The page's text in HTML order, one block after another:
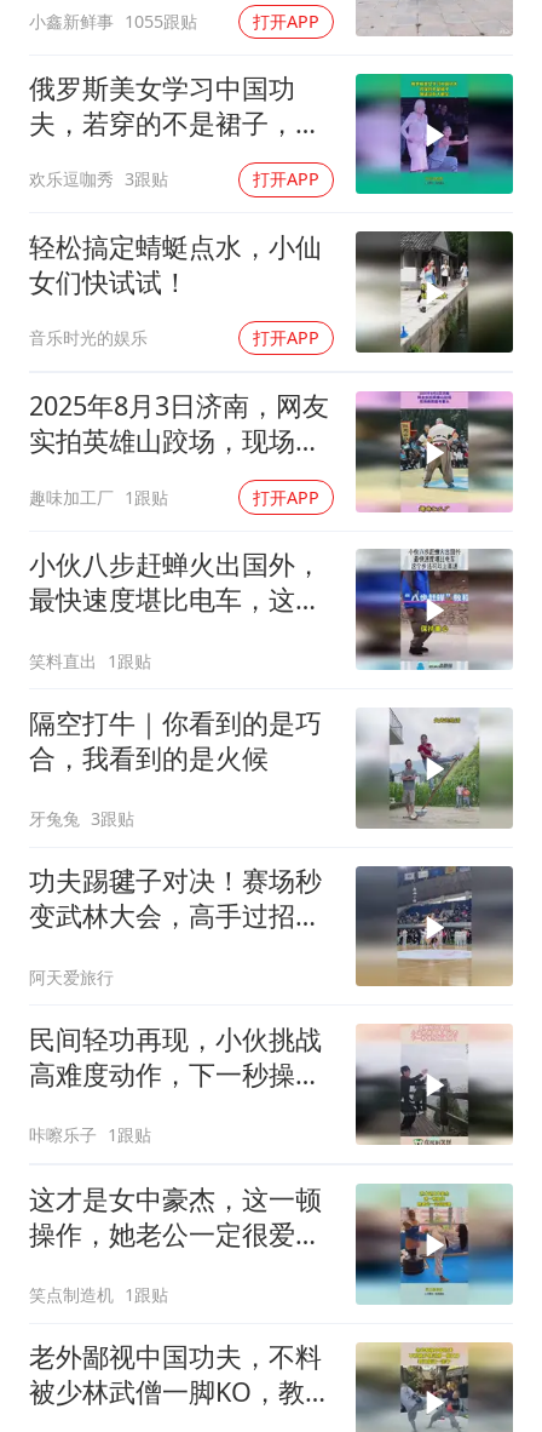
小鑫新鲜事 1055跟贴 打开APP
俄罗斯美女学习中国功
夫，若穿的不是裙子，保
欢乐逗咖秀 3跟贴 打开APP
轻松搞定蜻蜓点水，小仙
女们快试试！
音乐时光的娱乐 打开APP
2025年8月3日济南，网友
实拍英雄山跤场，现场画
趣味加工厂 1跟贴 打开APP
小伙八步赶蝉火出国外，
最快速度堪比电车，这个
笑料直出 1跟贴
隔空打牛｜你看到的是巧
合，我看到的是火候
牙兔兔 3跟贴
功夫踢毽子对决！赛场秒
变武林大会，高手过招太
阿天爱旅行
民间轻功再现，小伙挑战
高难度动作，下一秒操作
咔嚓乐子 1跟贴
这才是女中豪杰，这一顿
操作，她老公一定很爱
笑点制造机 1跟贴
老外鄙视中国功夫，不料
被少林武僧一脚KO，教训